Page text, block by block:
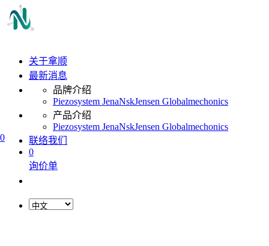
0
关于拿顺
最新消息
品牌介绍
Piezosystem JenaNskJensen Globalmechonics
产品介绍
Piezosystem JenaNskJensen Globalmechonics
联络我们
0
询价单